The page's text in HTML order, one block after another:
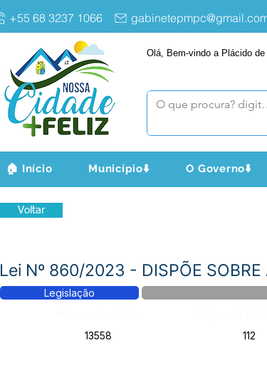
+55 68 3237 1066
Olá, Bem-vindo a Plácido de
🏠 Início Município⬇️ O Governo⬇️
Voltar
Lei Nº 860/2023 - DISPÕE
Legislação
13558
112